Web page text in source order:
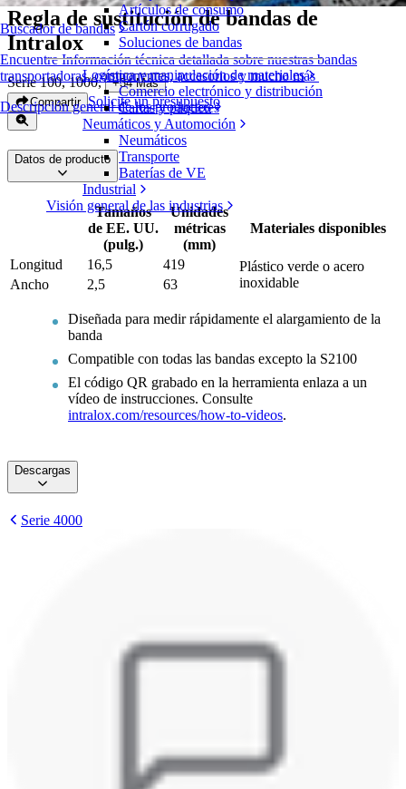
Buscador de bandas
Encuentre Información técnica detallada sobre nuestras bandas
transportadoras, componentes, accesorios y mucho más
Descripción general de los productos
Artículos de consumo
Cartón corrugado
Soluciones de bandas
Logística y manipulación de materiales
Comercio electrónico y distribución
Cartas y paquetes
Neumáticos y Automoción
Neumáticos
Transporte
Baterías de VE
Industrial
Visión general de las industrias
Regla de sustitución de bandas de
Intralox
Serie 100, 1000, +34 Más
Compartir Solicite un presupuesto
Datos de producto
Tamaños
de EE. UU.
(pulg.)
Unidades
métricas
(mm)
Materiales disponibles
Longitud 16,5 419
Plástico verde o acero
inoxidable
Ancho 2,5 63
Diseñada para medir rápidamente el alargamiento de la
banda
Compatible con todas las bandas excepto la S2100
El código QR grabado en la herramienta enlaza a un
vídeo de instrucciones. Consulte
intralox.com/resources/how-to-videos.
Descargas
Serie 4000